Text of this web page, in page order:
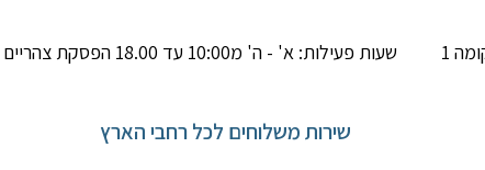
שעות פעילות: א' - ה' מ10:00 עד 18.00 הפסקת צהריים 14.00-15.000
שירות משלוחים לכל רחבי הארץ